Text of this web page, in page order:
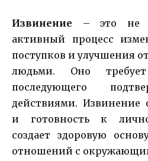
Извинение – это не
активный процесс
поступков и улучшения
людьми. Оно
последующего
действиями. Извинение
и готовность к
создает здоровую
отношений с